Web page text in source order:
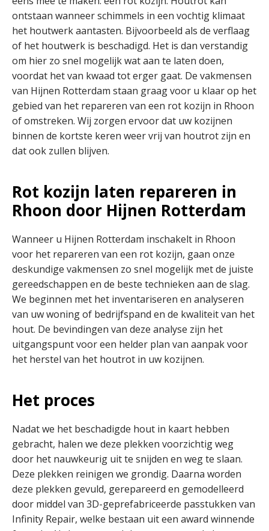
ontstaan wanneer schimmels in een vochtig klimaat
het houtwerk aantasten. Bijvoorbeeld als de verflaag
of het houtwerk is beschadigd. Het is dan verstandig
om hier zo snel mogelijk wat aan te laten doen,
voordat het van kwaad tot erger gaat. De vakmensen
van Hijnen Rotterdam staan graag voor u klaar op het
gebied van het repareren van een rot kozijn in Rhoon
of omstreken. Wij zorgen ervoor dat uw kozijnen
binnen de kortste keren weer vrij van houtrot zijn en
dat ook zullen blijven.
Rot kozijn laten repareren in
Rhoon door Hijnen Rotterdam
Wanneer u Hijnen Rotterdam inschakelt in Rhoon
voor het repareren van een rot kozijn, gaan onze
deskundige vakmensen zo snel mogelijk met de juiste
gereedschappen en de beste technieken aan de slag.
We beginnen met het inventariseren en analyseren
van uw woning of bedrijfspand en de kwaliteit van het
hout. De bevindingen van deze analyse zijn het
uitgangspunt voor een helder plan van aanpak voor
het herstel van het houtrot in uw kozijnen.
Het proces
Nadat we het beschadigde hout in kaart hebben
gebracht, halen we deze plekken voorzichtig weg
door het nauwkeurig uit te snijden en weg te slaan.
Deze plekken reinigen we grondig. Daarna worden
deze plekken gevuld, gerepareerd en gemodelleerd
door middel van 3D-geprefabriceerde passtukken van
Infinity Repair, welke bestaan uit een award winnende